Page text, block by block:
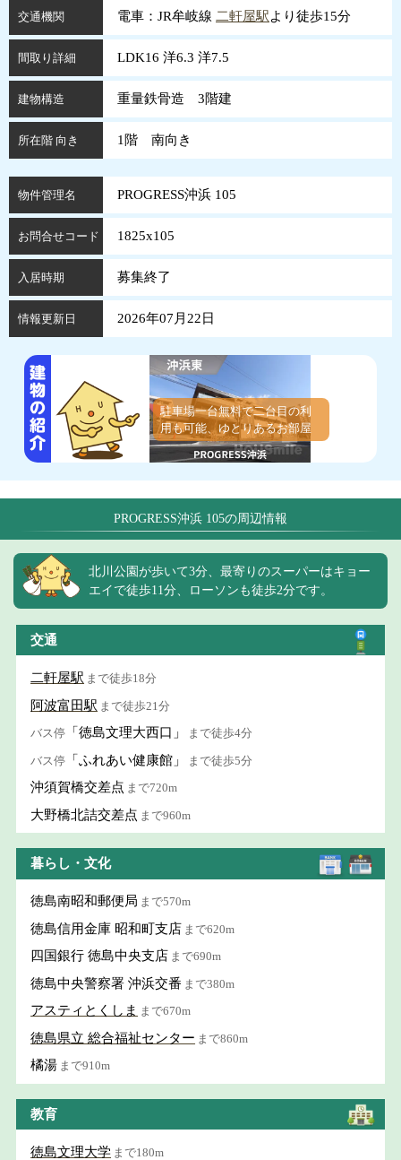
交通機関 電車：JR牟岐線 二軒屋駅より徒歩15分
間取り詳細 LDK16 洋6.3 洋7.5
建物構造 重量鉄骨造 3階建
所在階 向き 1階 南向き
物件管理名 PROGRESS沖浜 105
お問合せコード 1825x105
入居時期 募集終了
情報更新日 2026年07月22日
駐車場一台無料で二台目の利
用も可能、ゆとりあるお部屋
PROGRESS沖浜 105の周辺情報
北川公園が歩いて3分、最寄りのスーパーはキョー
エイで徒歩11分、ローソンも徒歩2分です。
交通
二軒屋駅 まで徒歩18分
阿波富田駅 まで徒歩21分
バス停 「徳島文理大西口」 まで徒歩4分
バス停 「ふれあい健康館」 まで徒歩5分
沖須賀橋交差点 まで720m
大野橋北詰交差点 まで960m
暮らし・文化
徳島南昭和郵便局 まで570m
徳島信用金庫 昭和町支店 まで620m
四国銀行 徳島中央支店 まで690m
徳島中央警察署 沖浜交番 まで380m
アスティとくしま まで670m
徳島県立 総合福祉センター まで860m
橘湯 まで910m
教育
徳島文理大学 まで180m